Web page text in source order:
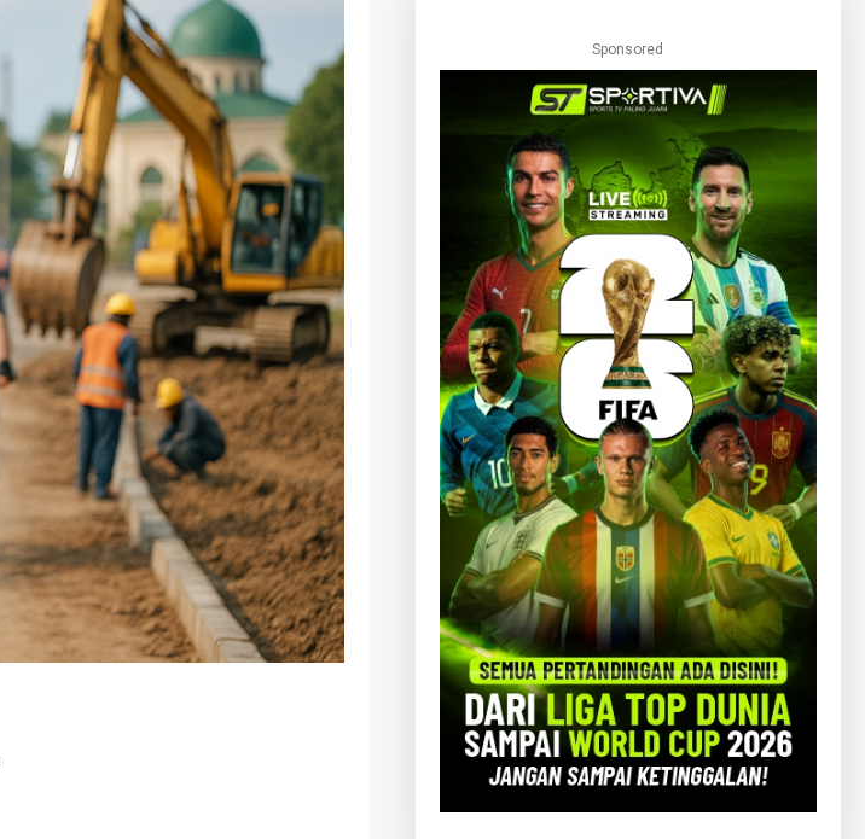
Sponsored